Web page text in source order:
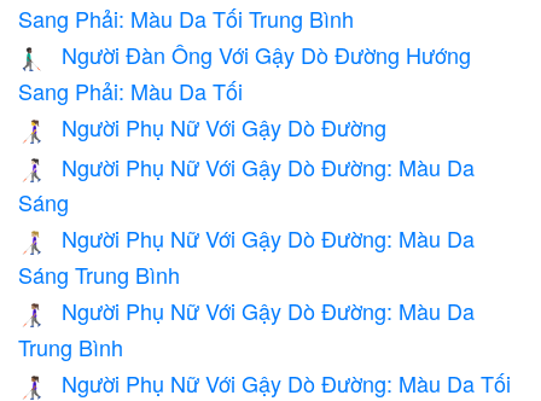
Sang Phải: Màu Da Tối Trung Bình
👨🏿‍🦯‍➡️
Người Đàn Ông Với Gậy Dò Đường Hướng
Sang Phải: Màu Da Tối
👩‍🦯 Người Phụ Nữ Với Gậy Dò Đường
👩🏻‍🦯
Người Phụ Nữ Với Gậy Dò Đường: Màu Da
Sáng
👩🏼‍🦯
Người Phụ Nữ Với Gậy Dò Đường: Màu Da
Sáng Trung Bình
👩🏽‍🦯
Người Phụ Nữ Với Gậy Dò Đường: Màu Da
Trung Bình
👩🏾‍🦯
Người Phụ Nữ Với Gậy Dò Đường: Màu Da Tối